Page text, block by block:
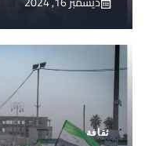
ثقافة